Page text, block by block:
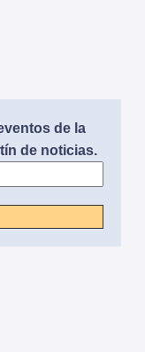
de la
de noticias.